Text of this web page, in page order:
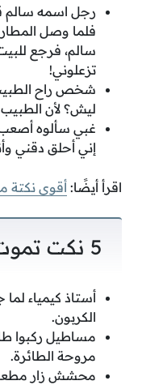
رجل اسمه سالم
فلما وصل
سالم، فرجع
تزعلوني!
شخص راح الطبيب
ليش؟ لأن الطبيب
غبي سألوه
إني أحلق دقني
اقرأ أيضًا:أقوى نكتة
5 نكت تموت من الضحك
أستاذ كيمياء
الكربون.
مساطيل ركبوا
مروحة الطائرة.
محشش زار مطعم